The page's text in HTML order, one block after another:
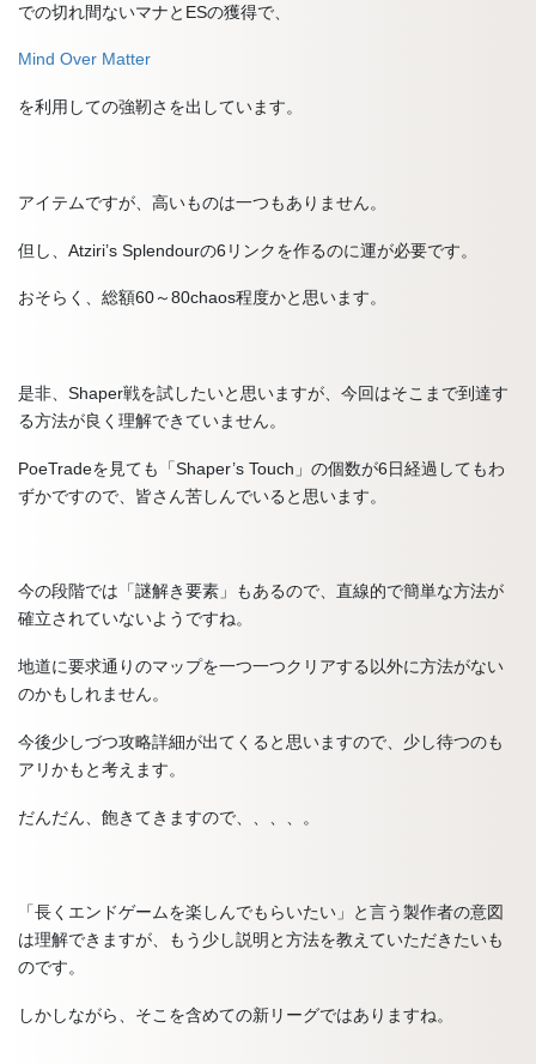
での切れ間ないマナとESの獲得で、
Mind Over Matter
を利用しての強靭さを出しています。
アイテムですが、高いものは一つもありません。
但し、Atziri’s Splendourの6リンクを作るのに運が必要です。
おそらく、総額60～80chaos程度かと思います。
是非、Shaper戦を試したいと思いますが、今回はそこまで到達す
る方法が良く理解できていません。
PoeTradeを見ても「Shaper’s Touch」の個数が6日経過してもわ
ずかですので、皆さん苦しんでいると思います。
今の段階では「謎解き要素」もあるので、直線的で簡単な方法が
確立されていないようですね。
地道に要求通りのマップを一つ一つクリアする以外に方法がない
のかもしれません。
今後少しづつ攻略詳細が出てくると思いますので、少し待つのも
アリかもと考えます。
だんだん、飽きてきますので、、、、。
「長くエンドゲームを楽しんでもらいたい」と言う製作者の意図
は理解できますが、もう少し説明と方法を教えていただきたいも
のです。
しかしながら、そこを含めての新リーグではありますね。